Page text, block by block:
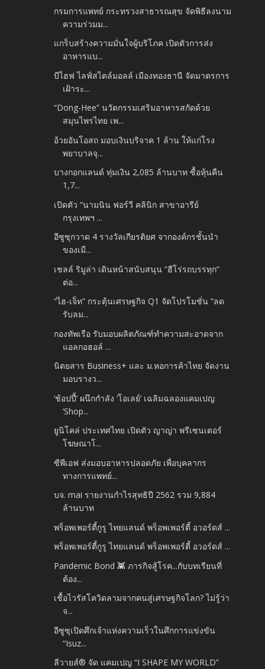
กรมการแพทย์ กระทรวงสาธารณสุข จัดพิธีลงนาม
ความร่วมม...
แกร็บสร้างความมั่นใจผู้บริโภค เปิดตัวการส่ง
อาหารแบ...
บีไฮฟ ไลฟ์สไตล์มอลล์ เมืองทองธานี จัดมาตรการ
เฝ้าระ...
“Dong-Hee” นวัตกรรมเสริมอาหารสกัดด้วย
สมุนไพรไทย เพ...
อ้วยอันโอสถ มอบเงินบริจาค 1 ล้าน ให้แก่โรง
พยาบาลจุ...
บางกอกแลนด์ ทุ่มเงิน 2,085 ล้านบาท ซื้อหุ้นคืน
1,7...
เปิดตัว “นามนิน ฟอร์วี คลินิก สาขาอารีย์
กรุงเทพฯ ...
อีซูซุกวาด 4 รางวัลเกียรติยศ จากองค์กรชั้นนำ
ของเมื...
เชลล์ ริมูล่า เดินหน้าสนับสนุน “ฮีโร่รถบรรทุก”
ต่อ...
“ไฮ-เจ็ท” กระตุ้นเศรษฐกิจ Q1 จัดโปรโมชั่น “ลด
รับลม...
กองทัพเรือ รับมอบผลิตภัณฑ์ทำความสะอาดจาก
แอลกอฮอล์ ...
นิตยสาร Business+ และ ม.หอการค้าไทย จัดงาน
มอบรางว...
‘ช้อปปี้’ ผนึกกำลัง ‘โอเลย์’ เฉลิมฉลองแคมเปญ
‘Shop...
ยูนิโคล่ ประเทศไทย เปิดตัว ญาญ่า พรีเซนเตอร์
โฆษณาโ...
ซีพีเอฟ ส่งมอบอาหารปลอดภัย เพื่อบุคลากร
ทางการแพทย์...
บจ. mai รายงานกำไรสุทธิปี 2562 รวม 9,884
ล้านบาท
พร็อพเพอร์ตี้กูรู ไทยแลนด์ พร็อพเพอร์ตี้ อวอร์ดส์ ...
พร็อพเพอร์ตี้กูรู ไทยแลนด์ พร็อพเพอร์ตี้ อวอร์ดส์ ...
Pandemic Bond 👾 ภารกิจสู้โรค...กับบทเรียนที่
ต้อง...
เชื้อไวรัสโควิดลามจากคนสู่เศรษฐกิจโลก? ไม่รู้ว่า
จ...
อีซูซุเปิดศึกเจ้าแห่งความเร็วในศึกการแข่งขัน
“Isuz...
ลีวายส์® จัด แคมเปญ “I SHAPE MY WORLD”